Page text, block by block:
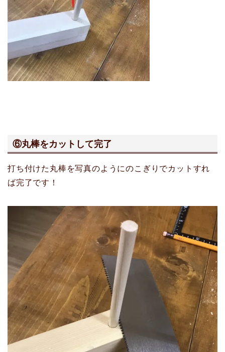
⑥丸棒をカットして完了
打ち付けた丸棒を写真のようにのこぎりでカットすれ
ば完了です！